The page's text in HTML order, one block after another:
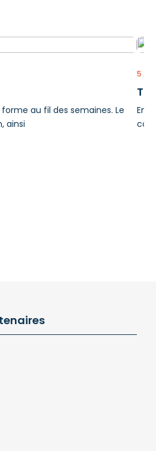
au fil des semaines. Le
ainsi
5
En